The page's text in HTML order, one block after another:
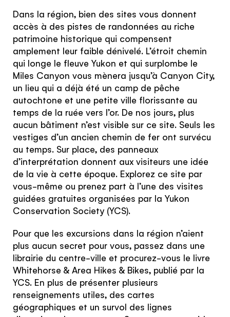
Hello!
You're visiting from
the United
Kingdom
Would you like to see our exclusive UK
experience provider?
SEE UK PROVIDERS
Dans la région, bien des sites vous donnent
accès à des pistes de randonnées au riche
patrimoine historique qui compensent
amplement leur faible dénivelé. L’étroit chemin
qui longe le fleuve Yukon et qui surplombe le
Miles Canyon vous mènera jusqu’à Canyon City,
un lieu qui a déjà été un camp de pêche
autochtone et une petite ville florissante au
temps de la ruée vers l’or. De nos jours, plus
aucun bâtiment n’est visible sur ce site. Seuls les
vestiges d’un ancien chemin de fer ont survécu
au temps. Sur place, des panneaux
d’interprétation donnent aux visiteurs une idée
de la vie à cette époque. Explorez ce site par
vous-même ou prenez part à l’une des visites
guidées gratuites organisées par la Yukon
Conservation Society (YCS).
Pour que les excursions dans la région n’aient
plus aucun secret pour vous, passez dans une
librairie du centre-ville et procurez-vous le livre
Whitehorse & Area Hikes & Bikes, publié par la
YCS. En plus de présenter plusieurs
renseignements utiles, des cartes
géographiques et un survol des lignes